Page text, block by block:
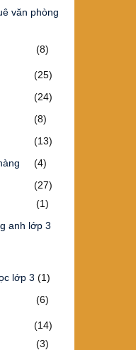
văn phòng
(8)
(25)
(24)
(8)
(13)
(4)
(27)
(1)
anh lớp 3
lớp 3 (1)
(6)
(14)
(3)